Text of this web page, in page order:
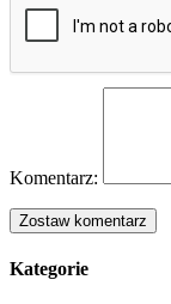
Komentarz:
Kategorie